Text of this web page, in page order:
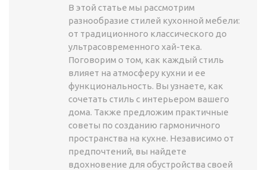
В этой статье мы рассмотрим
разнообразие стилей кухонной мебели:
от традиционного классического до
ультрасовременного хай-тека.
Поговорим о том, как каждый стиль
влияет на атмосферу кухни и ее
функциональность. Вы узнаете, как
сочетать стиль с интерьером вашего
дома. Также предложим практичные
советы по созданию гармоничного
пространства на кухне. Независимо от
предпочтений, вы найдете
вдохновение для обустройства своей